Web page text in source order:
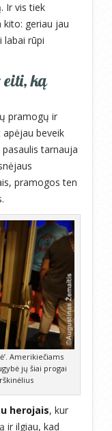
Ir vis tiek
kito: geriau jau
labai rūpi
eiti, ką
pramogų ir
beveik
tarnauja
pramogos ten
Amerikiečiams
jų šiai progai
herojais, kur
ir ilgiau, kad